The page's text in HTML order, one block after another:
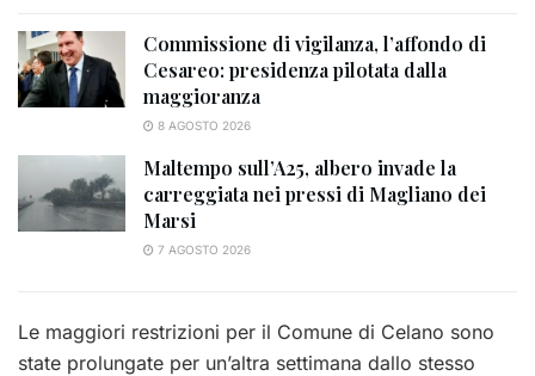
Commissione di vigilanza, l’affondo di
Cesareo: presidenza pilotata dalla
maggioranza
8 AGOSTO 2026
Maltempo sull’A25, albero invade la
carreggiata nei pressi di Magliano dei
Marsi
7 AGOSTO 2026
Le maggiori restrizioni per il Comune di Celano sono
state prolungate per un’altra settimana dallo stesso